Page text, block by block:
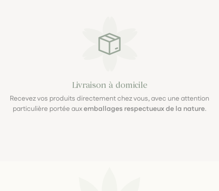
Livraison à domicile
Recevez vos produits directement chez vous, avec une attention
particulière portée auxemballages respectueux de la nature.